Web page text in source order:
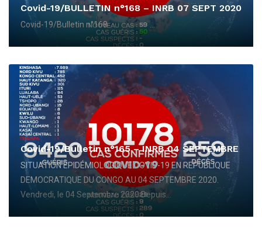
Covid-19/BULLETIN n°168 – INRB 07 SEPT 2020
Covid-19/Bulletin n°168 ...
Covid-19/Bulletin n°165 – INRB 04 SEPTEMBRE
SITUATION ÉPIDÉMIOLOGIQUE COVID-19 EN REPUBLIQUE
DEMOCRATIQUE DU CONGO AU 04 SEPTEMBRE 2020.
Vendredi, le 04 Septembre 2020 Depuis...